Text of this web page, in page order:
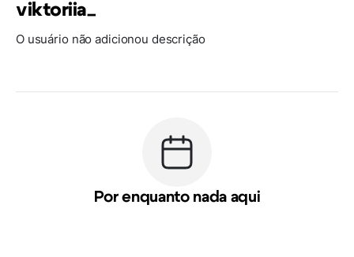
viktoriia_
O usuário não adicionou descrição
Por enquanto nada aqui